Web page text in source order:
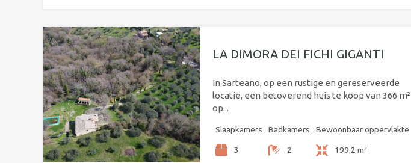
LA DIMORA DEI FICHI GIGANTI
In Sarteano, op een rustige en gereserveerde
locatie, een betoverend huis te koop van 366 m²
op...
Slaapkamers
3
Badkamers
2
Bewoonbaar oppervlakte
199.2 m²